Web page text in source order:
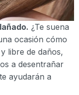
¿Te suena
ocasión cómo
libre de daños,
a desentrañar
ayudarán a